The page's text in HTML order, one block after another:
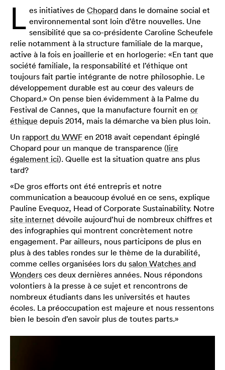
L es initiatives de Chopard dans le domaine social et
environnemental sont loin d’être nouvelles. Une
sensibilité que sa co-présidente Caroline Scheufele
relie notamment à la structure familiale de la marque,
active à la fois en joaillerie et en horlogerie: «En tant que
société familiale, la responsabilité et l’éthique ont
toujours fait partie intégrante de notre philosophie. Le
développement durable est au cœur des valeurs de
Chopard.» On pense bien évidemment à la Palme du
Festival de Cannes, que la manufacture fournit en or
éthique depuis 2014, mais la démarche va bien plus loin.
Un rapport du WWF en 2018 avait cependant épinglé
Chopard pour un manque de transparence (lire
également ici). Quelle est la situation quatre ans plus
tard?
«De gros efforts ont été entrepris et notre
communication a beaucoup évolué en ce sens, explique
Pauline Evequoz, Head of Corporate Sustainability. Notre
site internet dévoile aujourd’hui de nombreux chiffres et
des infographies qui montrent concrètement notre
engagement. Par ailleurs, nous participons de plus en
plus à des tables rondes sur le thème de la durabilité,
comme celles organisées lors du salon Watches and
Wonders ces deux dernières années. Nous répondons
volontiers à la presse à ce sujet et rencontrons de
nombreux étudiants dans les universités et hautes
écoles. La préoccupation est majeure et nous ressentons
bien le besoin d’en savoir plus de toutes parts.»